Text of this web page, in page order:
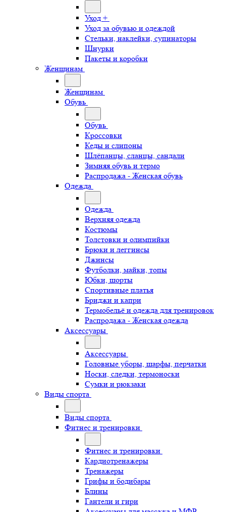
Уход +
Уход за обувью и одеждой
Стельки, наклейки, супинаторы
Шнурки
Пакеты и коробки
Женщинам
Женщинам
Обувь
Обувь
Кроссовки
Кеды и слипоны
Шлёпанцы, сланцы, сандали
Зимняя обувь и термо
Распродажа - Женская обувь
Одежда
Одежда
Верхняя одежда
Костюмы
Толстовки и олимпийки
Брюки и леггинсы
Джинсы
Футболки, майки, топы
Юбки, шорты
Спортивные платья
Бриджи и капри
Термобельё и одежда для тренировок
Распродажа - Женская одежда
Аксессуары
Аксессуары
Головные уборы, шарфы, перчатки
Носки, следки, термоноски
Сумки и рюкзаки
Виды спорта
Виды спорта
Фитнес и тренировки
Фитнес и тренировки
Кардиотренажеры
Тренажеры
Грифы и бодибары
Блины
Гантели и гири